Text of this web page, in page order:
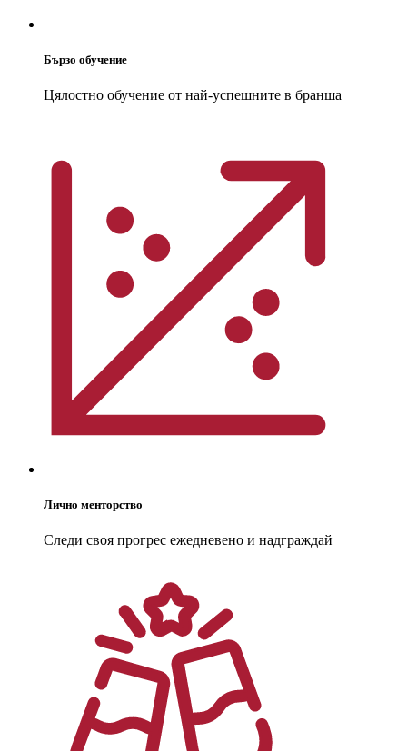
Бързо обучение
Цялостно обучение от най-успешните в бранша
Лично менторство
Следи своя прогрес ежедневено и надграждай